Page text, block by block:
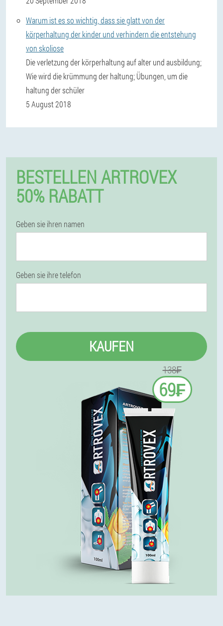
Warum ist es so wichtig, dass sie glatt von der
körperhaltung der kinder und verhindern die entstehung
von skoliose
Die verletzung der körperhaltung auf alter und ausbildung;
Wie wird die krümmung der haltung; Übungen, um die
haltung der schüler
5 August 2018
BESTELLEN ARTROVEX
50% RABATT
Geben sie ihren namen
Geben sie ihre telefon
KAUFEN
138₣
69₣